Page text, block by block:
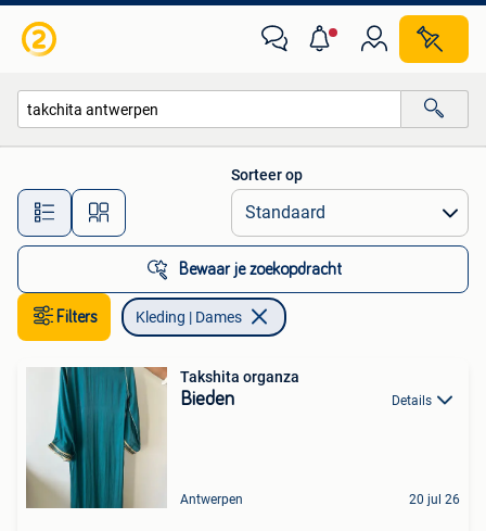
Alle afstanden…
Sorteer op
Bewaar je zoekopdracht
Filters Kleding | Dames
Takshita organza
Bieden Details
Antwerpen 20 jul 26